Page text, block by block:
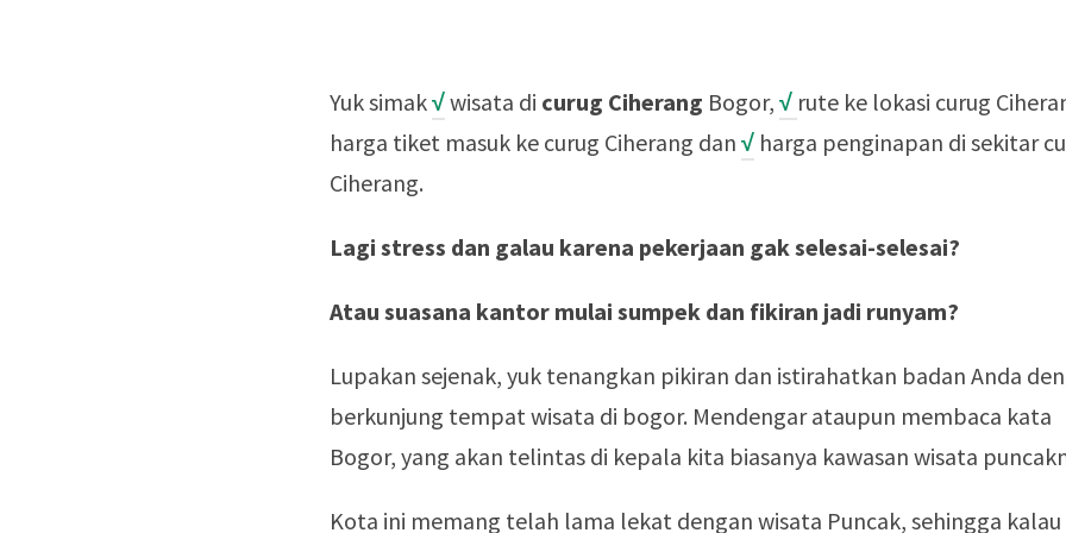
Yuk simak√wisata di curug Ciherang Bogor, √ rute ke lokasi curug
harga tiket masuk ke curug Ciherang dan √ harga penginapan di sekitar
Ciherang.
Lagi stress dan galau karena pekerjaan gak selesai-selesai?
Atau suasana kantor mulai sumpek dan fikiran jadi runyam?
Lupakan sejenak, yuk tenangkan pikiran dan istirahatkan badan Anda
berkunjung tempat wisata di bogor. Mendengar ataupun membaca kata
Bogor, yang akan telintas di kepala kita biasanya kawasan wisata
Kota ini memang telah lama lekat dengan wisata Puncak, sehingga kalau